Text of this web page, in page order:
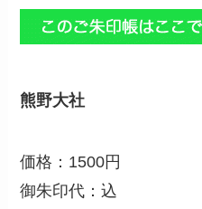
熊野大社
価格：1500円
御朱印代：込